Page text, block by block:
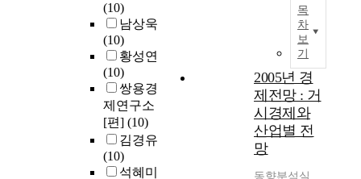
(10)
남상욱
(10)
황성연
(10)
쌍용경
제연구소
[편] (10)
김경유
(10)
석혜미
목
차
보
기
2005년 경
제전망 : 거
시경제와
산업별 전
망
동향분석실